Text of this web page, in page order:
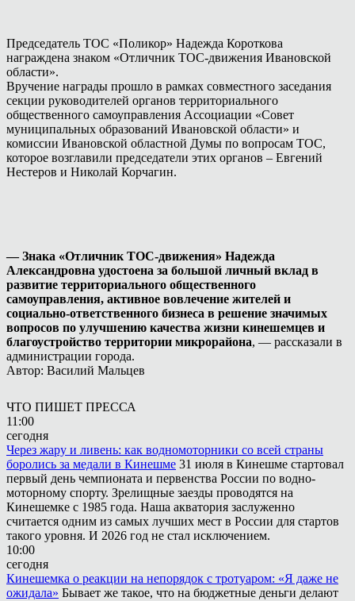
Председатель ТОС «Поликор» Надежда Короткова
награждена знаком «Отличник ТОС-движения Ивановской
области».
Вручение награды прошло в рамках совместного заседания
секции руководителей органов территориального
общественного самоуправления Ассоциации «Совет
муниципальных образований Ивановской области» и
комиссии Ивановской областной Думы по вопросам ТОС,
которое возглавили председатели этих органов – Евгений
Нестеров и Николай Корчагин.
— Знака «Отличник ТОС-движения» Надежда
Александровна удостоена за большой личный вклад в
развитие территориального общественного
самоуправления, активное вовлечение жителей и
социально-ответственного бизнеса в решение значимых
вопросов по улучшению качества жизни кинешемцев и
благоустройство территории микрорайона, — рассказали в
администрации города.
Автор: Василий Мальцев
ЧТО ПИШЕТ ПРЕССА
11:00
сегодня
Через жару и ливень: как водномоторники со всей страны
боролись за медали в Кинешме 31 июля в Кинешме стартовал
первый день чемпионата и первенства России по водно-
моторному спорту. Зрелищные заезды проводятся на
Кинешемке с 1985 года. Наша акватория заслуженно
считается одним из самых лучших мест в России для стартов
такого уровня. И 2026 год не стал исключением.
10:00
сегодня
Кинешемка о реакции на непорядок с тротуаром: «Я даже не
ожидала» Бывает же такое, что на бюджетные деньги делают